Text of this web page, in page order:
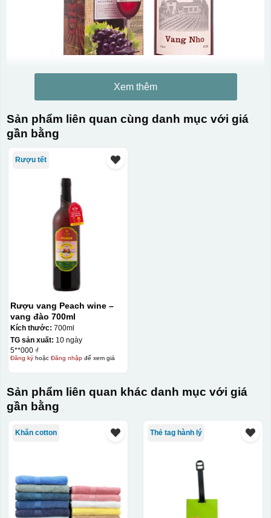
Xem thêm
Sản phẩm liên quan cùng danh mục với giá
gần bằng
Rượu tết
Rượu vang Peach wine –
vang đào 700ml
Kích thước: 700ml
TG sản xuất: 10 ngày
5**000 ₫
Đăng kýhoặc Đăng nhậpđể xem giá
Sản phẩm liên quan khác danh mục với giá
gần bằng
Khăn cotton Thẻ tag hành lý